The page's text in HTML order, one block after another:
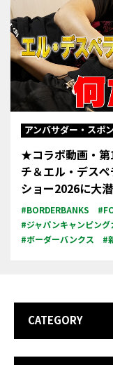
アンバサダー・スポ
★コラボ動画・
チ＆エル・デス
ショー2026に大潜
#BORDERBANKS
#ジャパンキャンピン
#ボーダーバンクス
#
CATEGORY